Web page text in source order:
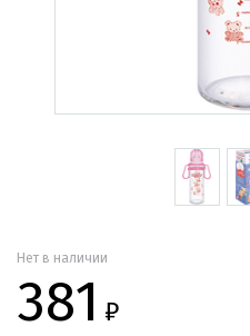
Нет в наличии
381 ₽